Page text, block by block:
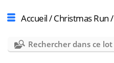
Accueil/Christmas Run/
Rechercher dans ce lot